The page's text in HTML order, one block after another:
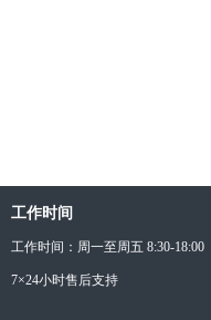
工作时间
工作时间：周一至周五 8:30-18:00
7×24小时售后支持